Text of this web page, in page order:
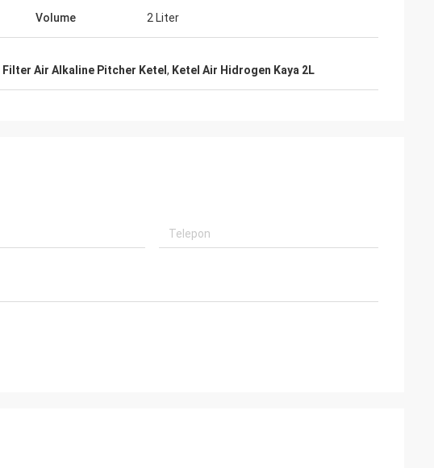
Volume 2 Liter
Filter Air Alkaline Pitcher Ketel , Ketel Air Hidrogen Kaya 2L